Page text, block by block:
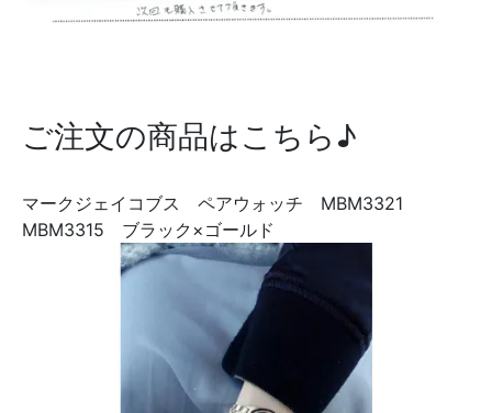
ご注文の商品はこちら♪
マークジェイコブス ペアウォッチ MBM3321
MBM3315 ブラック×ゴールド